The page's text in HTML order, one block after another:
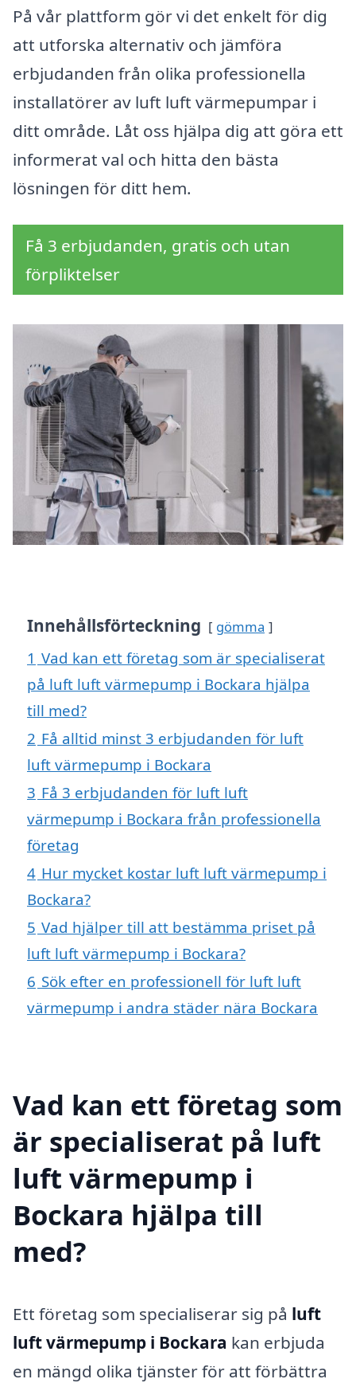
På vår plattform gör vi det enkelt för dig
att utforska alternativ och jämföra
erbjudanden från olika professionella
installatörer av luft luft värmepumpar i
ditt område. Låt oss hjälpa dig att göra ett
informerat val och hitta den bästa
lösningen för ditt hem.
Få 3 erbjudanden, gratis och utan
förpliktelser
Innehållsförteckning gömma
1 Vad kan ett företag som är specialiserat
på luft luft värmepump i Bockara hjälpa
till med?
2 Få alltid minst 3 erbjudanden för luft
luft värmepump i Bockara
3 Få 3 erbjudanden för luft luft
värmepump i Bockara från professionella
företag
4 Hur mycket kostar luft luft värmepump i
Bockara?
5 Vad hjälper till att bestämma priset på
luft luft värmepump i Bockara?
6 Sök efter en professionell för luft luft
värmepump i andra städer nära Bockara
Vad kan ett företag som
är specialiserat på luft
luft värmepump i
Bockara hjälpa till
med?
Ett företag som specialiserar sig på luft
luft värmepump i Bockara kan erbjuda
en mängd olika tjänster för att förbättra